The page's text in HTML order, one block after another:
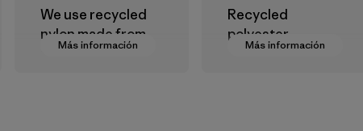
Más información
We use recycled
nylon made from
postindustrial
Más información
Recycled
polyester
decreases our